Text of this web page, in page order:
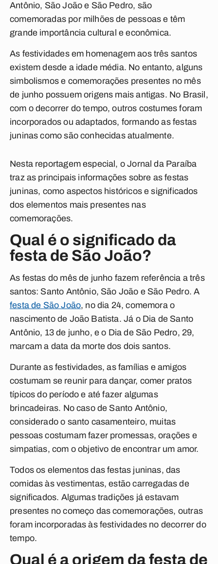
Antônio, São João e São Pedro, são
comemoradas por milhões de pessoas e têm
grande importância cultural e econômica.
As festividades em homenagem aos três santos
existem desde a idade média. No entanto, alguns
simbolismos e comemorações presentes no mês
de junho possuem origens mais antigas. No Brasil,
com o decorrer do tempo, outros costumes foram
incorporados ou adaptados, formando as festas
juninas como são conhecidas atualmente.
Nesta reportagem especial, oJornal da Paraíba
traz as principais informações sobre as festas
juninas, como aspectos históricos e significados
dos elementos mais presentes nas
comemorações.
Qual é o significado da
festa de São João?
As festas do mês de junho fazem referência a três
santos: Santo Antônio, São João e São Pedro. A
festa de São João, no dia 24, comemora o
nascimento de João Batista. Já o Dia de Santo
Antônio, 13 de junho, e o Dia de São Pedro, 29,
marcam a data da morte dos dois santos.
Durante as festividades, as famílias e amigos
costumam se reunir para dançar, comer pratos
típicos do período e até fazer algumas
brincadeiras. No caso de Santo Antônio,
considerado o santo casamenteiro, muitas
pessoas costumam fazer promessas, orações e
simpatias, com o objetivo de encontrar um amor.
Todos os elementos das festas juninas, das
comidas às vestimentas, estão carregadas de
significados. Algumas tradições já estavam
presentes no começo das comemorações, outras
foram incorporadas às festividades no decorrer do
tempo.
Qual é a origem da festa de